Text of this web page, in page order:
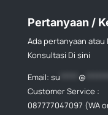
Pertanyaan /
Ada pertanyaan atau
Konsultasi Di sini
Email: su @
Customer Service :
087777047097 (WA